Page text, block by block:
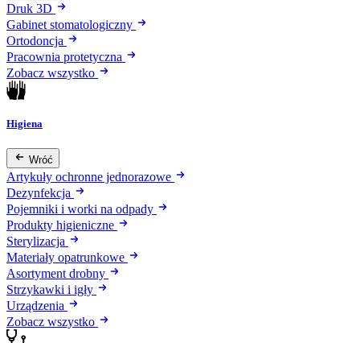
Druk 3D
Gabinet stomatologiczny
Ortodoncja
Pracownia protetyczna
Zobacz wszystko
Higiena
Wróć
Artykuły ochronne jednorazowe
Dezynfekcja
Pojemniki i worki na odpady
Produkty higieniczne
Sterylizacja
Materiały opatrunkowe
Asortyment drobny
Strzykawki i igły
Urządzenia
Zobacz wszystko